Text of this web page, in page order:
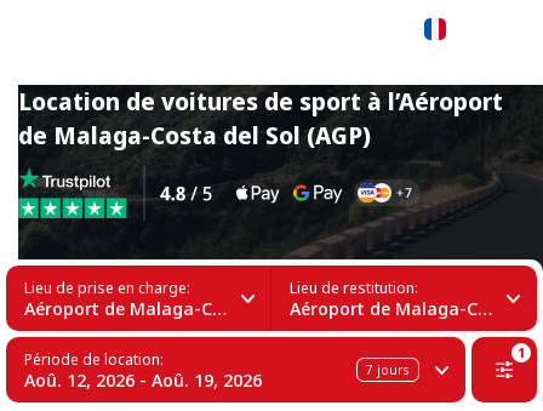
Location de voitures de sport à l’Aéroport
de Malaga-Costa del Sol (AGP)
Lieu de prise en charge:
Aéroport de Malaga-Costa del Sol (AGP)
Lieu de restitution:
Aéroport de Malaga-Costa del Sol (AGP)
Période de location:
Aoû. 12, 2026 - Aoû. 19, 2026 7 jours
1